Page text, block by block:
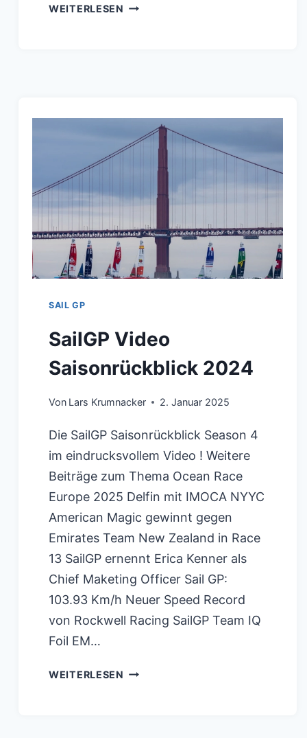
WEITERLESEN GERMANY
SAIL GP
SailGP Video
Saisonrückblick 2024
Von Lars Krumnacker 2. Januar 2025
Die SailGP Saisonrückblick Season 4
im eindrucksvollem Video ! Weitere
Beiträge zum Thema Ocean Race
Europe 2025 Delfin mit IMOCA NYYC
American Magic gewinnt gegen
Emirates Team New Zealand in Race
13 SailGP ernennt Erica Kenner als
Chief Maketing Officer Sail GP:
103.93 Km/h Neuer Speed Record
von Rockwell Racing SailGP Team IQ
Foil EM…
WEITERLESEN SAILGP